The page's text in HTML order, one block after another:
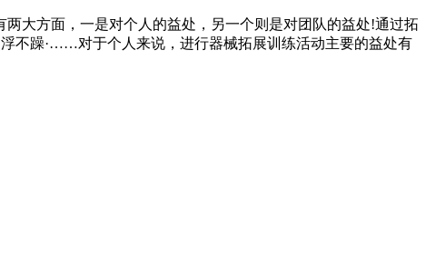
大方面，一是对个人的益处，另一个则是对团队的益处!通过拓
不躁·……对于个人来说，进行器械拓展训练活动主要的益处有